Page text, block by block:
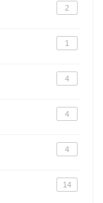
2
1
4
4
4
14